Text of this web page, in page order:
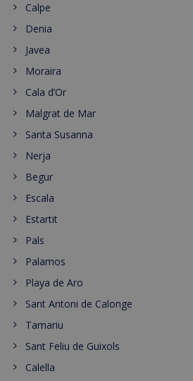
Calpe
Denia
Javea
Moraira
Cala d’Or
Malgrat de Mar
Santa Susanna
Nerja
Begur
Escala
Estartit
Pals
Palamos
Playa de Aro
Sant Antoni de Calonge
Tamariu
Sant Feliu de Guixols
Calella